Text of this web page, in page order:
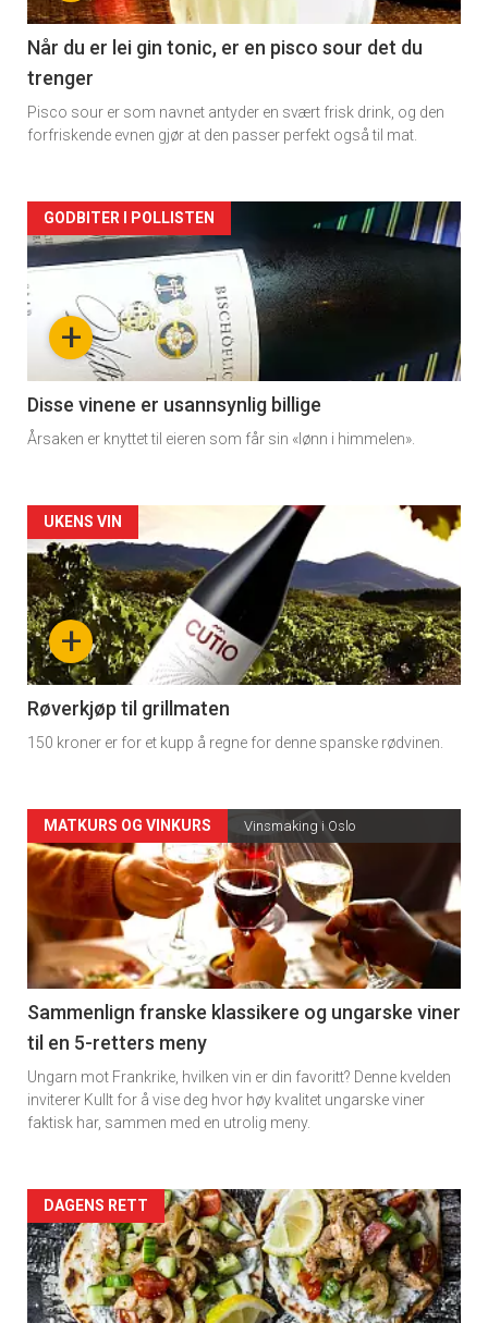
2
Når du er lei gin tonic, er en pisco sour det du
trenger
Pisco sour er som navnet antyder en svært frisk drink, og den
forfriskende evnen gjør at den passer perfekt også til mat.
Forsiden
akkurat
nå
3
+
GODBITER I POLLISTEN
Disse vinene er usannsynlig billige
Årsaken er knyttet til eieren som får sin «lønn i himmelen».
Forsiden
akkurat
nå
-
4
+
UKENS VIN
Røverkjøp til grillmaten
150 kroner er for et kupp å regne for denne spanske rødvinen.
Forsiden
akkurat
nå
-
5
MATKURS OG VINKURS Vinsmaking i Oslo
Sammenlign franske klassikere og ungarske viner
til en 5-retters meny
Ungarn mot Frankrike, hvilken vin er din favoritt? Denne kvelden
inviterer Kullt for å vise deg hvor høy kvalitet ungarske viner
faktisk har, sammen med en utrolig meny.
Forsiden
akkurat
nå
DAGENS RETT